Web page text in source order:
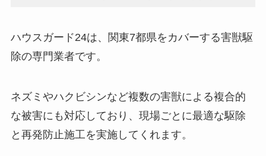
ハウスガード24は、関東7都県をカバーする害獣駆
除の専門業者です。
ネズミやハクビシンなど複数の害獣による複合的
な被害にも対応しており、現場ごとに最適な駆除
と再発防止施工を実施してくれます。